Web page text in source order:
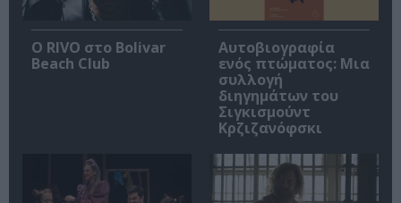
Ο RIVO στο Bolivar
Beach Club
Αυτοβιογραφία
ενός πτώματος: Μια
συλλογή
διηγημάτων του
Σιγκισμούντ
Κρζιζανόφσκι